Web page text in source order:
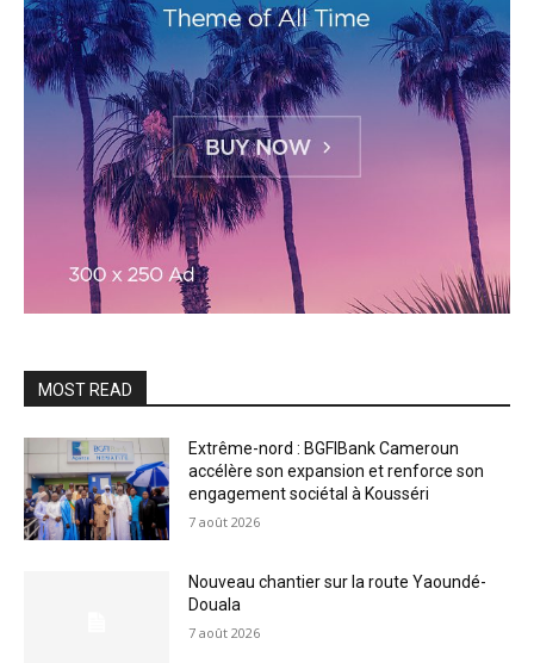
MOST READ
Extrême-nord : BGFIBank Cameroun
accélère son expansion et renforce son
engagement sociétal à Kousséri
7 août 2026
Nouveau chantier sur la route Yaoundé-
Douala
7 août 2026